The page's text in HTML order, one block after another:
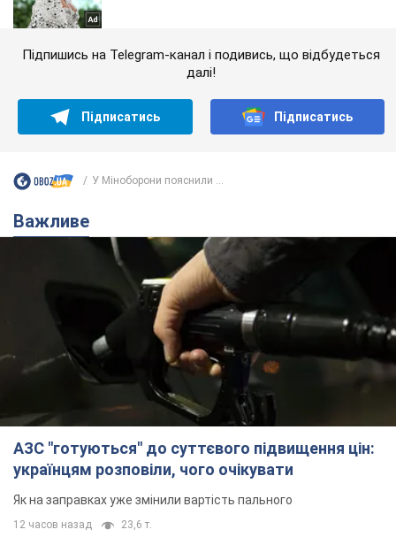
Підпишись на Telegram-канал і подивись, що відбудеться
далі!
Підписатись Підписатись
У Міноборони пояснили ...
Важливе
АЗС "готуються" до суттєвого підвищення цін:
українцям розповіли, чого очікувати
Як на заправках уже змінили вартість пального
12 часов назад 23,6 т.